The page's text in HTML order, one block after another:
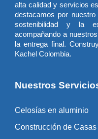
alta calidad y servicios
destacamos por
sostenibilidad y la
acompañando a
la entrega final.
Kachel Colombia.
Nuestros
Celosías en aluminio
Construcción de Casas